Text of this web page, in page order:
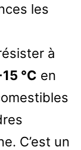
les
à
°C en
C’est un